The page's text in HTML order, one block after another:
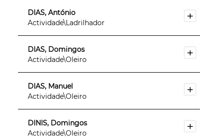
DIAS, António
Actividade\Ladrilhador
DIAS, Domingos
Actividade\Oleiro
DIAS, Manuel
Actividade\Oleiro
DINIS, Domingos
Actividade\Oleiro